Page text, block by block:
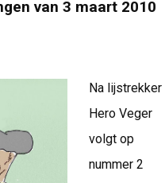
van 3 maart 2010
Na lijstrekker
Hero Veger
volgt op
nummer 2